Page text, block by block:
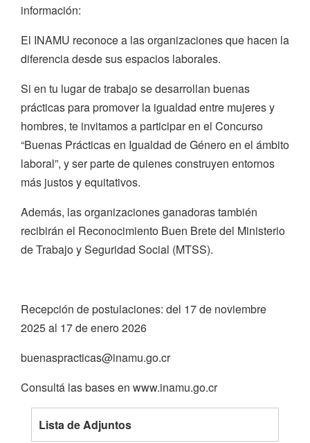
información:
El INAMU reconoce a las organizaciones que hacen la
diferencia desde sus espacios laborales.
Si en tu lugar de trabajo se desarrollan buenas
prácticas para promover la igualdad entre mujeres y
hombres, te invitamos a participar en el Concurso
“Buenas Prácticas en Igualdad de Género en el ámbito
laboral”, y ser parte de quienes construyen entornos
más justos y equitativos.
Además, las organizaciones ganadoras también
recibirán el Reconocimiento Buen Brete del Ministerio
de Trabajo y Seguridad Social (MTSS).
Recepción de postulaciones: del 17 de noviembre
2025 al 17 de enero 2026
buenaspracticas@inamu.go.cr
Consultá las bases en www.inamu.go.cr
Lista de Adjuntos